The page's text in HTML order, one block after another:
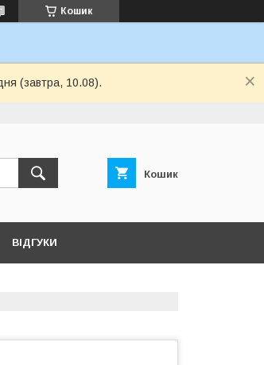
Кошик
(завтра, 10.08).
Кошик
ВІДГУКИ